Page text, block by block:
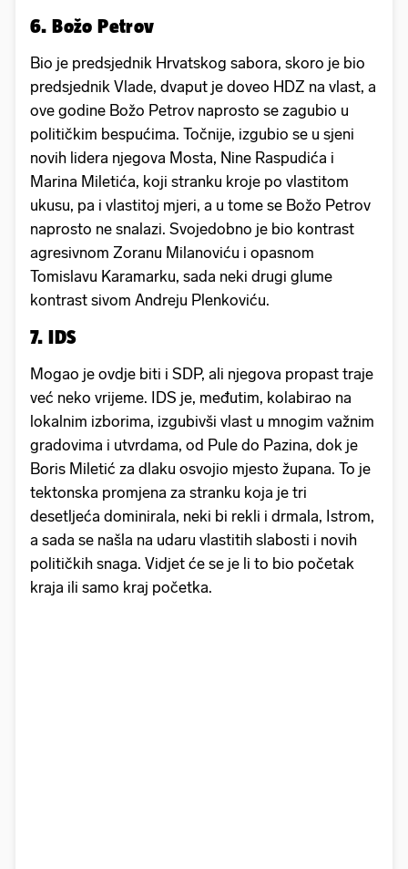
6. Božo Petrov
Bio je predsjednik Hrvatskog sabora, skoro je bio
predsjednik Vlade, dvaput je doveo HDZ na vlast, a
ove godine Božo Petrov naprosto se zagubio u
političkim bespućima. Točnije, izgubio se u sjeni
novih lidera njegova Mosta, Nine Raspudića i
Marina Miletića, koji stranku kroje po vlastitom
ukusu, pa i vlastitoj mjeri, a u tome se Božo Petrov
naprosto ne snalazi. Svojedobno je bio kontrast
agresivnom Zoranu Milanoviću i opasnom
Tomislavu Karamarku, sada neki drugi glume
kontrast sivom Andreju Plenkoviću.
7. IDS
Mogao je ovdje biti i SDP, ali njegova propast traje
već neko vrijeme. IDS je, međutim, kolabirao na
lokalnim izborima, izgubivši vlast u mnogim važnim
gradovima i utvrdama, od Pule do Pazina, dok je
Boris Miletić za dlaku osvojio mjesto župana. To je
tektonska promjena za stranku koja je tri
desetljeća dominirala, neki bi rekli i drmala, Istrom,
a sada se našla na udaru vlastitih slabosti i novih
političkih snaga. Vidjet će se je li to bio početak
kraja ili samo kraj početka.